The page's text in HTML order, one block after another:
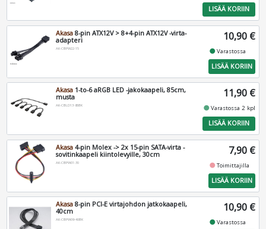
LISÄÄ KORIIN
Akasa 8-pin ATX12V > 8+4-pin ATX12V -virta-
adapteri
AK-CBPW22-15
10,90 €
fiber_manual_recordVarastossa
LISÄÄ KORIIN
Akasa 1-to-6 aRGB LED -jakokaapeli, 85cm,
musta
AK-CBLD13-85BK
11,90 €
fiber_manual_recordVarastossa 2 kpl
LISÄÄ KORIIN
Akasa 4-pin Molex -> 2x 15-pin SATA-virta -
sovitinkaapeli kiintolevyille, 30cm
AK-CBPW01-30
7,90 €
fiber_manual_recordToimittajilla
LISÄÄ KORIIN
Akasa 8-pin PCI-E virtajohdon jatkokaapeli,
40cm
AK-CBPW09-40BK
10,90 €
fiber_manual_recordVarastossa